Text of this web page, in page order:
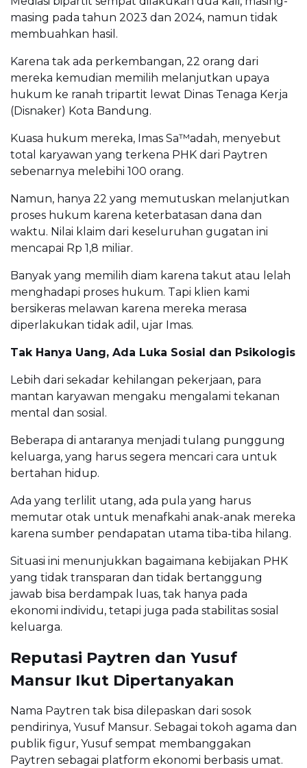
masing pada tahun 2023 dan 2024, namun tidak
membuahkan hasil.
Karena tak ada perkembangan, 22 orang dari
mereka kemudian memilih melanjutkan upaya
hukum ke ranah tripartit lewat Dinas Tenaga Kerja
(Disnaker) Kota Bandung.
Kuasa hukum mereka, Imas Sa™adah, menyebut
total karyawan yang terkena PHK dari Paytren
sebenarnya melebihi 100 orang.
Namun, hanya 22 yang memutuskan melanjutkan
proses hukum karena keterbatasan dana dan
waktu. Nilai klaim dari keseluruhan gugatan ini
mencapai Rp 1,8 miliar.
Banyak yang memilih diam karena takut atau lelah
menghadapi proses hukum. Tapi klien kami
bersikeras melawan karena mereka merasa
diperlakukan tidak adil, ujar Imas.
Tak Hanya Uang, Ada Luka Sosial dan Psikologis
Lebih dari sekadar kehilangan pekerjaan, para
mantan karyawan mengaku mengalami tekanan
mental dan sosial.
Beberapa di antaranya menjadi tulang punggung
keluarga, yang harus segera mencari cara untuk
bertahan hidup.
Ada yang terlilit utang, ada pula yang harus
memutar otak untuk menafkahi anak-anak mereka
karena sumber pendapatan utama tiba-tiba hilang.
Situasi ini menunjukkan bagaimana kebijakan PHK
yang tidak transparan dan tidak bertanggung
jawab bisa berdampak luas, tak hanya pada
ekonomi individu, tetapi juga pada stabilitas sosial
keluarga.
Reputasi Paytren dan Yusuf
Mansur Ikut Dipertanyakan
Nama Paytren tak bisa dilepaskan dari sosok
pendirinya, Yusuf Mansur. Sebagai tokoh agama dan
publik figur, Yusuf sempat membanggakan
Paytren sebagai platform ekonomi berbasis umat.